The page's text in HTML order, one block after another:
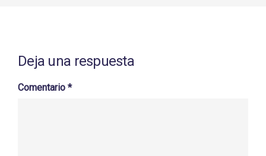
Deja una respuesta
Comentario *